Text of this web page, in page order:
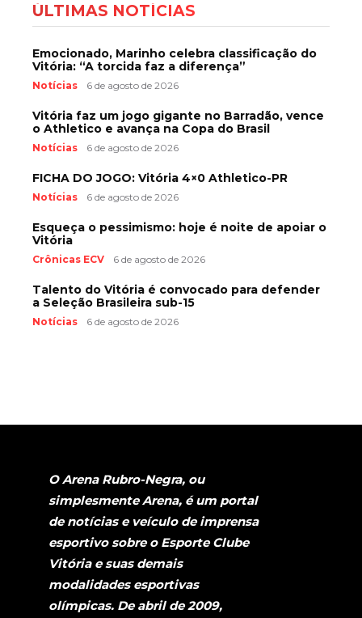
ÚLTIMAS NOTÍCIAS
Emocionado, Marinho celebra classificação do
Vitória: “A torcida faz a diferença”
Notícias 6 de agosto de 2026
Vitória faz um jogo gigante no Barradão, vence
o Athletico e avança na Copa do Brasil
Notícias 6 de agosto de 2026
FICHA DO JOGO: Vitória 4×0 Athletico-PR
Notícias 6 de agosto de 2026
Esqueça o pessimismo: hoje é noite de apoiar o
Vitória
Crônicas ECV 6 de agosto de 2026
Talento do Vitória é convocado para defender
a Seleção Brasileira sub-15
Notícias 6 de agosto de 2026
O Arena Rubro-Negra, ou
simplesmente Arena, é um portal
de notícias e veículo de imprensa
esportivo sobre o Esporte Clube
Vitória e suas demais
modalidades esportivas
olímpicas. De abril de 2009,